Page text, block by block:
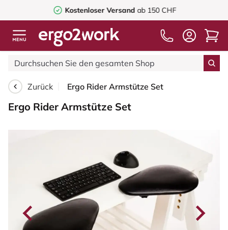
Kostenloser Versandab 150 CHF
Zurück Ergo Rider Armstütze Set
Ergo Rider Armstütze Set